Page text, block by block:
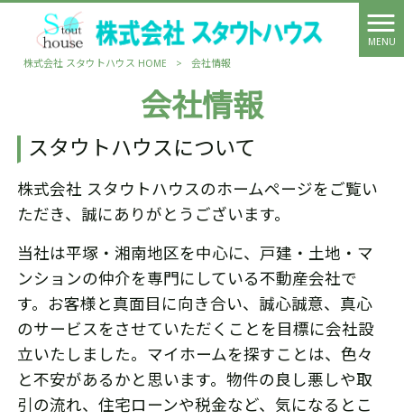
MENU
株式会社 スタウトハウス HOME
> 会社情報
会社情報
スタウトハウスについて
株式会社 スタウトハウスのホームページをご覧い
ただき、誠にありがとうございます。
当社は平塚・湘南地区を中心に、戸建・土地・マ
ンションの仲介を専門にしている不動産会社で
す。お客様と真面目に向き合い、誠心誠意、真心
のサービスをさせていただくことを目標に会社設
立いたしました。マイホームを探すことは、色々
と不安があるかと思います。物件の良し悪しや取
引の流れ、住宅ローンや税金など、気になるとこ